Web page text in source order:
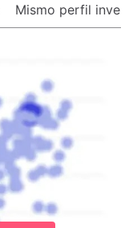
Mismo perfil